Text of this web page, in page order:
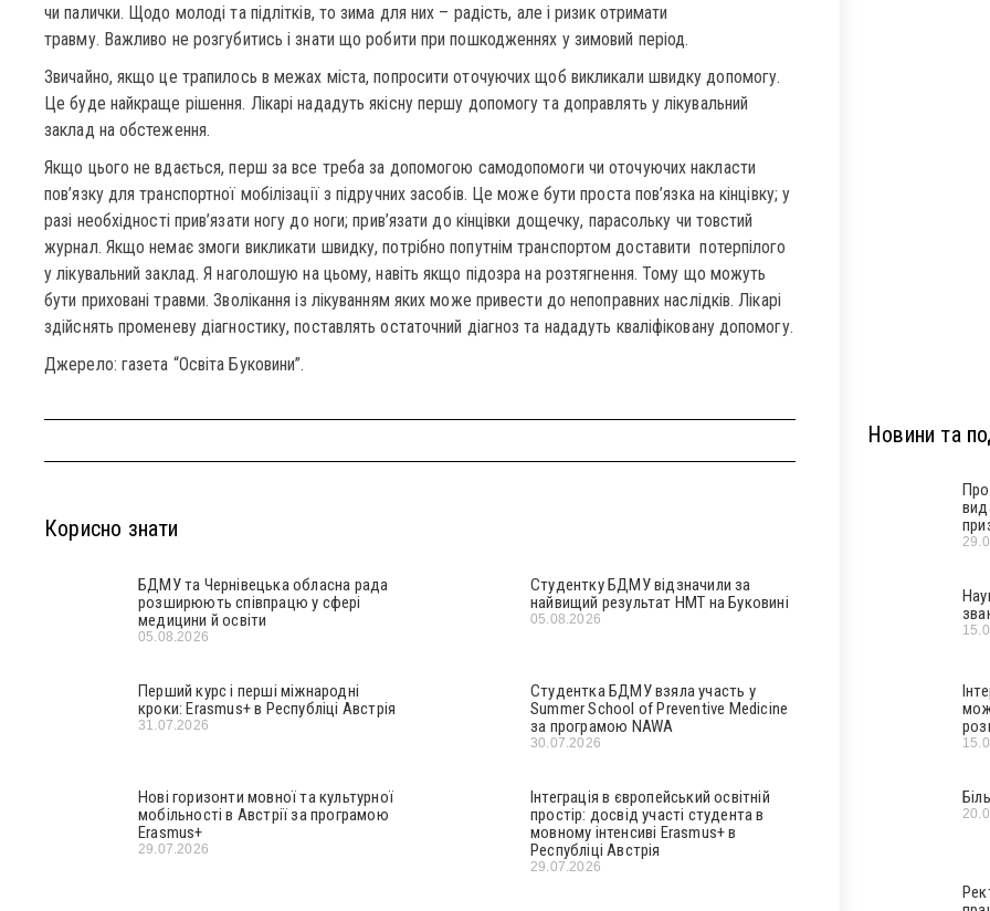
чи палички. Щодо молоді та підлітків, то зима для них – радість, але і ризик отримати
травму. Важливо не розгубитись і знати що робити при пошкодженнях у зимовий період.
Звичайно, якщо це трапилось в межах міста, попросити оточуючих щоб викликали швидку допомогу.
Це буде найкраще рішення. Лікарі нададуть якісну першу допомогу та доправлять у лікувальний
заклад на обстеження.
Якщо цього не вдається, перш за все треба за допомогою самодопомоги чи оточуючих накласти
пов’язку для транспортної мобілізації з підручних засобів. Це може бути проста пов’язка на кінцівку; у
разі необхідності прив’язати ногу до ноги; прив’язати до кінцівки дощечку, парасольку чи товстий
журнал. Якщо немає змоги викликати швидку, потрібно попутнім транспортом доставити потерпілого
у лікувальний заклад. Я наголошую на цьому, навіть якщо підозра на розтягнення. Тому що можуть
бути приховані травми. Зволікання із лікуванням яких може привести до непоправних наслідків. Лікарі
здійснять променеву діагностику, поставлять остаточний діагноз та нададуть кваліфіковану допомогу.
Джерело: газета “Освіта Буковини”.
Корисно знати
БДМУ та Чернівецька обласна рада
розширюють співпрацю у сфері
медицини й освіти
05.08.2026
Студентку БДМУ відзначили за
найвищий результат НМТ на Буковині
05.08.2026
Перший курс і перші міжнародні
кроки: Erasmus+ в Республіці Австрія
31.07.2026
Студентка БДМУ взяла участь у
Summer School of Preventive Medicine
за програмою NAWA
30.07.2026
Нові горизонти мовної та культурної
мобільності в Австрії за програмою
Erasmus+
29.07.2026
Інтеграція в європейський освітній
простір: досвід участі студента в
мовному інтенсиві Erasmus+ в
Республіці Австрія
29.07.2026
Новини та